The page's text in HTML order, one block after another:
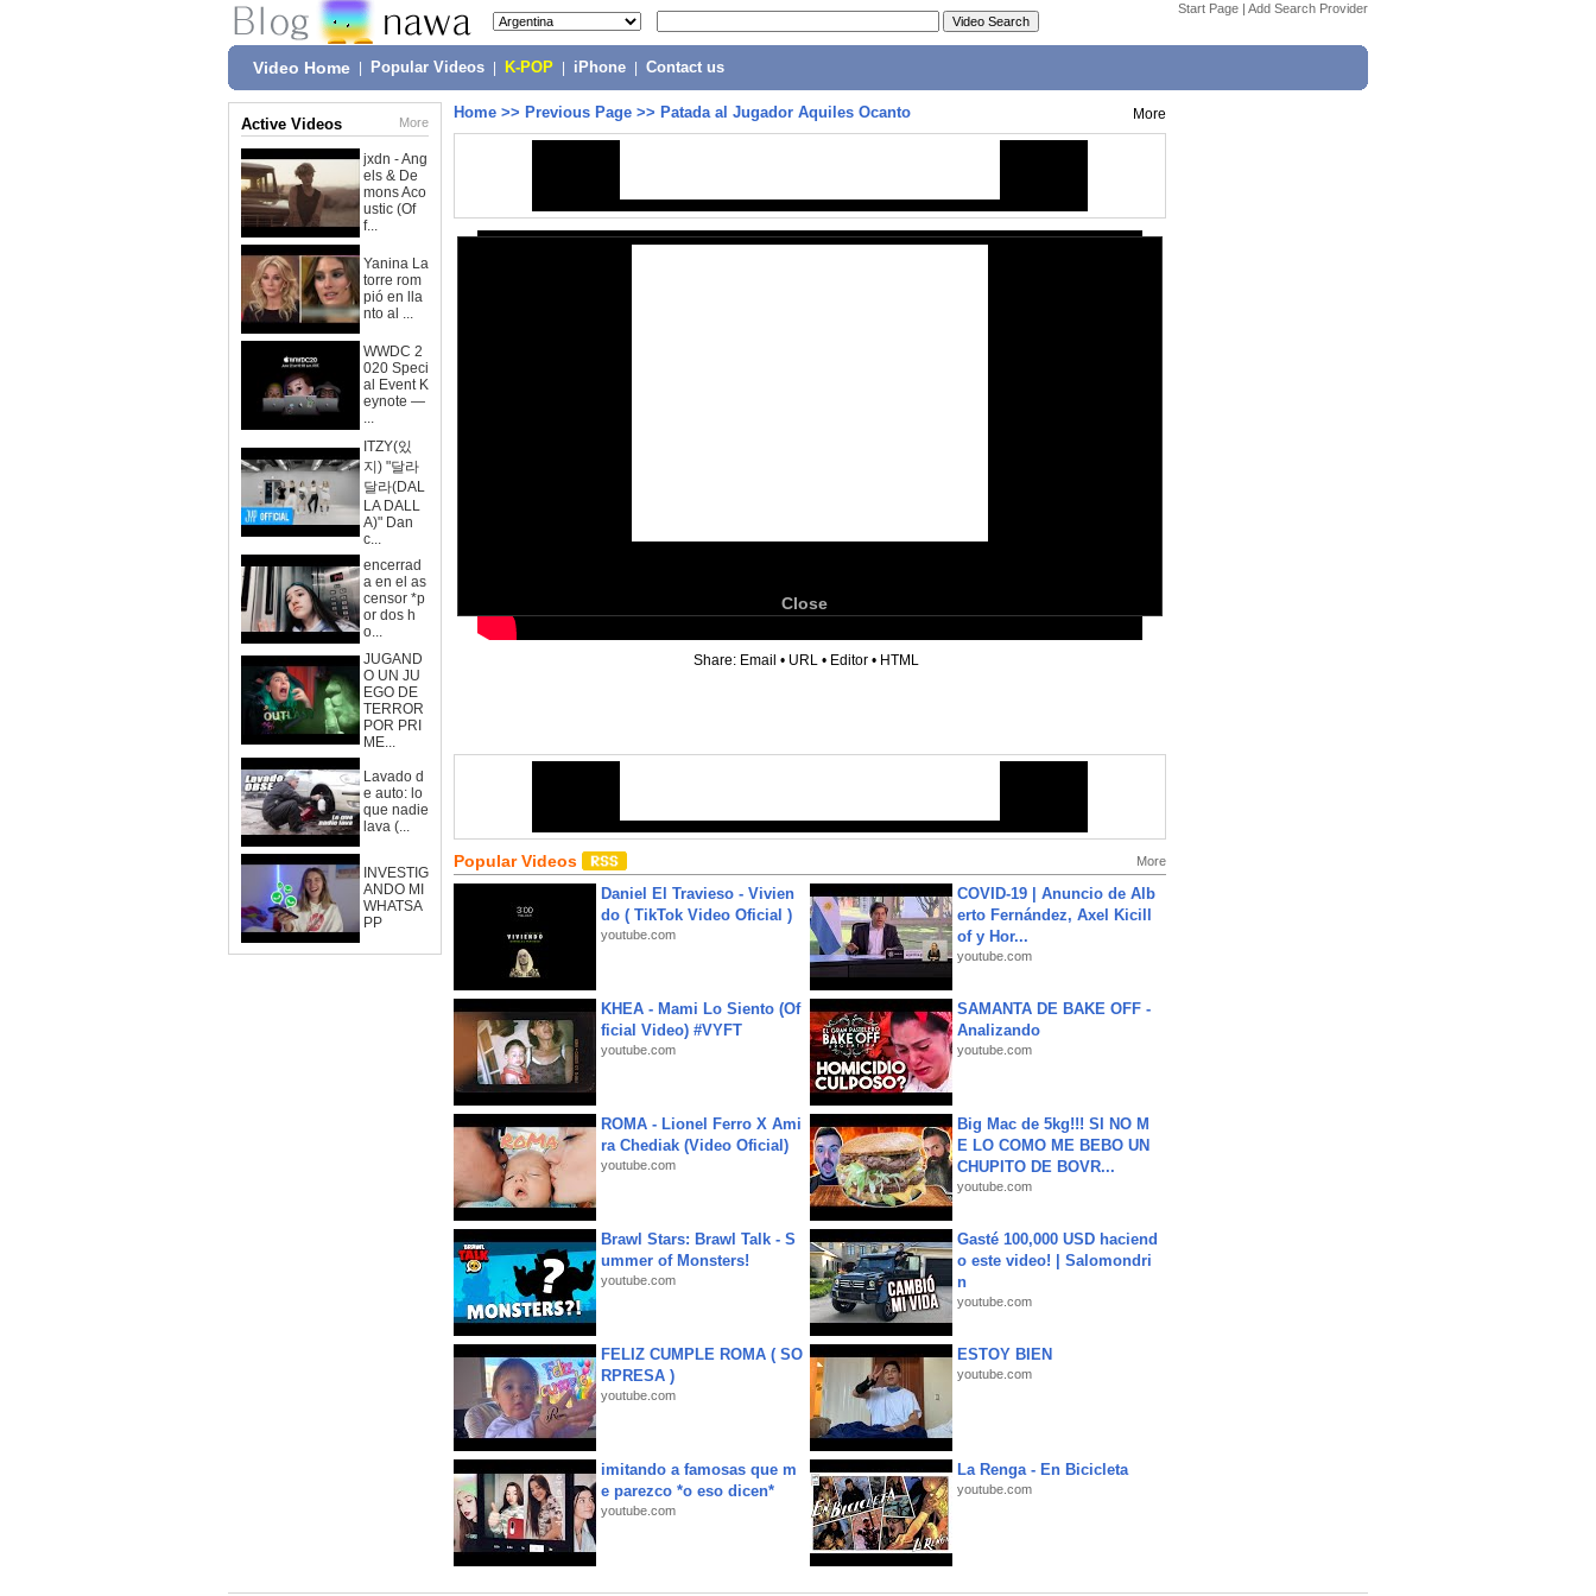
Start Page | Add Search Provider
Video Home Popular Videos K-POP iPhone Contact us
Active Videos More
jxdn - Ang
els & De
mons Aco
ustic (Of
f...
Yanina La
torre rom
pió en lla
nto al ...
WWDC 2
020 Speci
al Event K
eynote —
...
ITZY(있
지) "달라
달라(DAL
LA DALL
A)" Dan
c...
encerrad
a en el as
censor *p
or dos h
o...
JUGAND
O UN JU
EGO DE
TERROR
POR PRI
ME...
Lavado d
e auto: lo
que nadie
lava (...
INVESTIG
ANDO MI
WHATSA
PP
Home >> Previous Page >> Patada al Jugador Aquiles Ocanto More
Close
Share: Email • URL • Editor • HTML
Popular Videos More
Daniel El Travieso - Vivien
do ( TikTok Video Oficial )
youtube.com
COVID-19 | Anuncio de Alb
erto Fernández, Axel Kicill
of y Hor...
youtube.com
KHEA - Mami Lo Siento (Of
ficial Video) #VYFT
youtube.com
SAMANTA DE BAKE OFF -
Analizando
youtube.com
ROMA - Lionel Ferro X Ami
ra Chediak (Video Oficial)
youtube.com
Big Mac de 5kg!!! SI NO M
E LO COMO ME BEBO UN
CHUPITO DE BOVR...
youtube.com
Brawl Stars: Brawl Talk - S
ummer of Monsters!
youtube.com
Gasté 100,000 USD haciend
o este video! | Salomondri
n
youtube.com
FELIZ CUMPLE ROMA ( SO
RPRESA )
youtube.com
ESTOY BIEN
youtube.com
imitando a famosas que m
e parezco *o eso dicen*
youtube.com
La Renga - En Bicicleta
youtube.com